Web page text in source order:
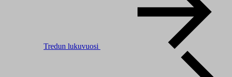
Tredun lukuvuosi